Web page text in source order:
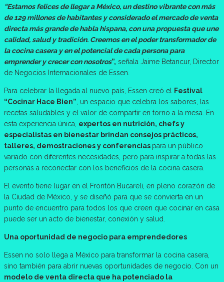
“Estamos felices de llegar a México, un destino vibrante con más
de 129 millones de habitantes y considerado el mercado de venta
directa más grande de habla hispana, con una propuesta que une
calidad, salud y tradición. Creemos en el poder transformador de
la cocina casera y en el potencial de cada persona para
emprender y crecer con nosotros”, señala Jaime Betancur, Director
de Negocios Internacionales de Essen.
Para celebrar la llegada al nuevo país, Essen creó el Festival
“Cocinar Hace Bien” , un espacio que celebra los sabores, las
recetas saludables y el valor de compartir en torno a la mesa. En
esta experiencia única, expertos en nutrición, chefs y
especialistas en bienestar brindan consejos prácticos,
talleres, demostraciones y conferencias para un público
variado con diferentes necesidades, pero para inspirar a todas las
personas a reconectar con los beneficios de la cocina casera.
El evento tiene lugar en el Frontón Bucareli, en pleno corazón de
la Ciudad de México, y se diseñó para que se convierta en un
punto de encuentro para todos los que creen que cocinar en casa
puede ser un acto de bienestar, conexión y salud.
Una oportunidad de negocio para emprendedores
Essen no solo llega a México para transformar la cocina casera,
sino también para abrir nuevas oportunidades de negocio. Con un
modelo de venta directa que ha potenciado la